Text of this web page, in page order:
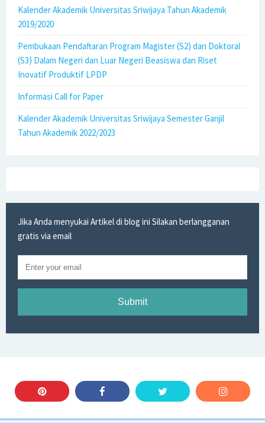
Kalender Akademik Universitas Sriwijaya Tahun Akademik
2019/2020
Pembukaan Pendaftaran Program Magister (S2) dan Doktoral
(S3) Dalam Negeri dan Luar Negeri Beasiswa dan Riset
Inovatif Produktif LPDP
Informasi Call for Paper
Kalender Akademik Universitas Sriwijaya Semester Ganjil
Tahun Akademik 2022/2023
Jika Anda menyukai Artikel di blog ini Silakan berlangganan
gratis via email